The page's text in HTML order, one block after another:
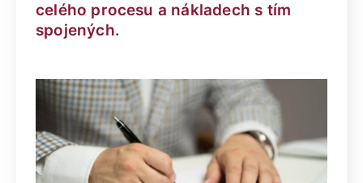
celého procesu a nákladech s tím
spojených.